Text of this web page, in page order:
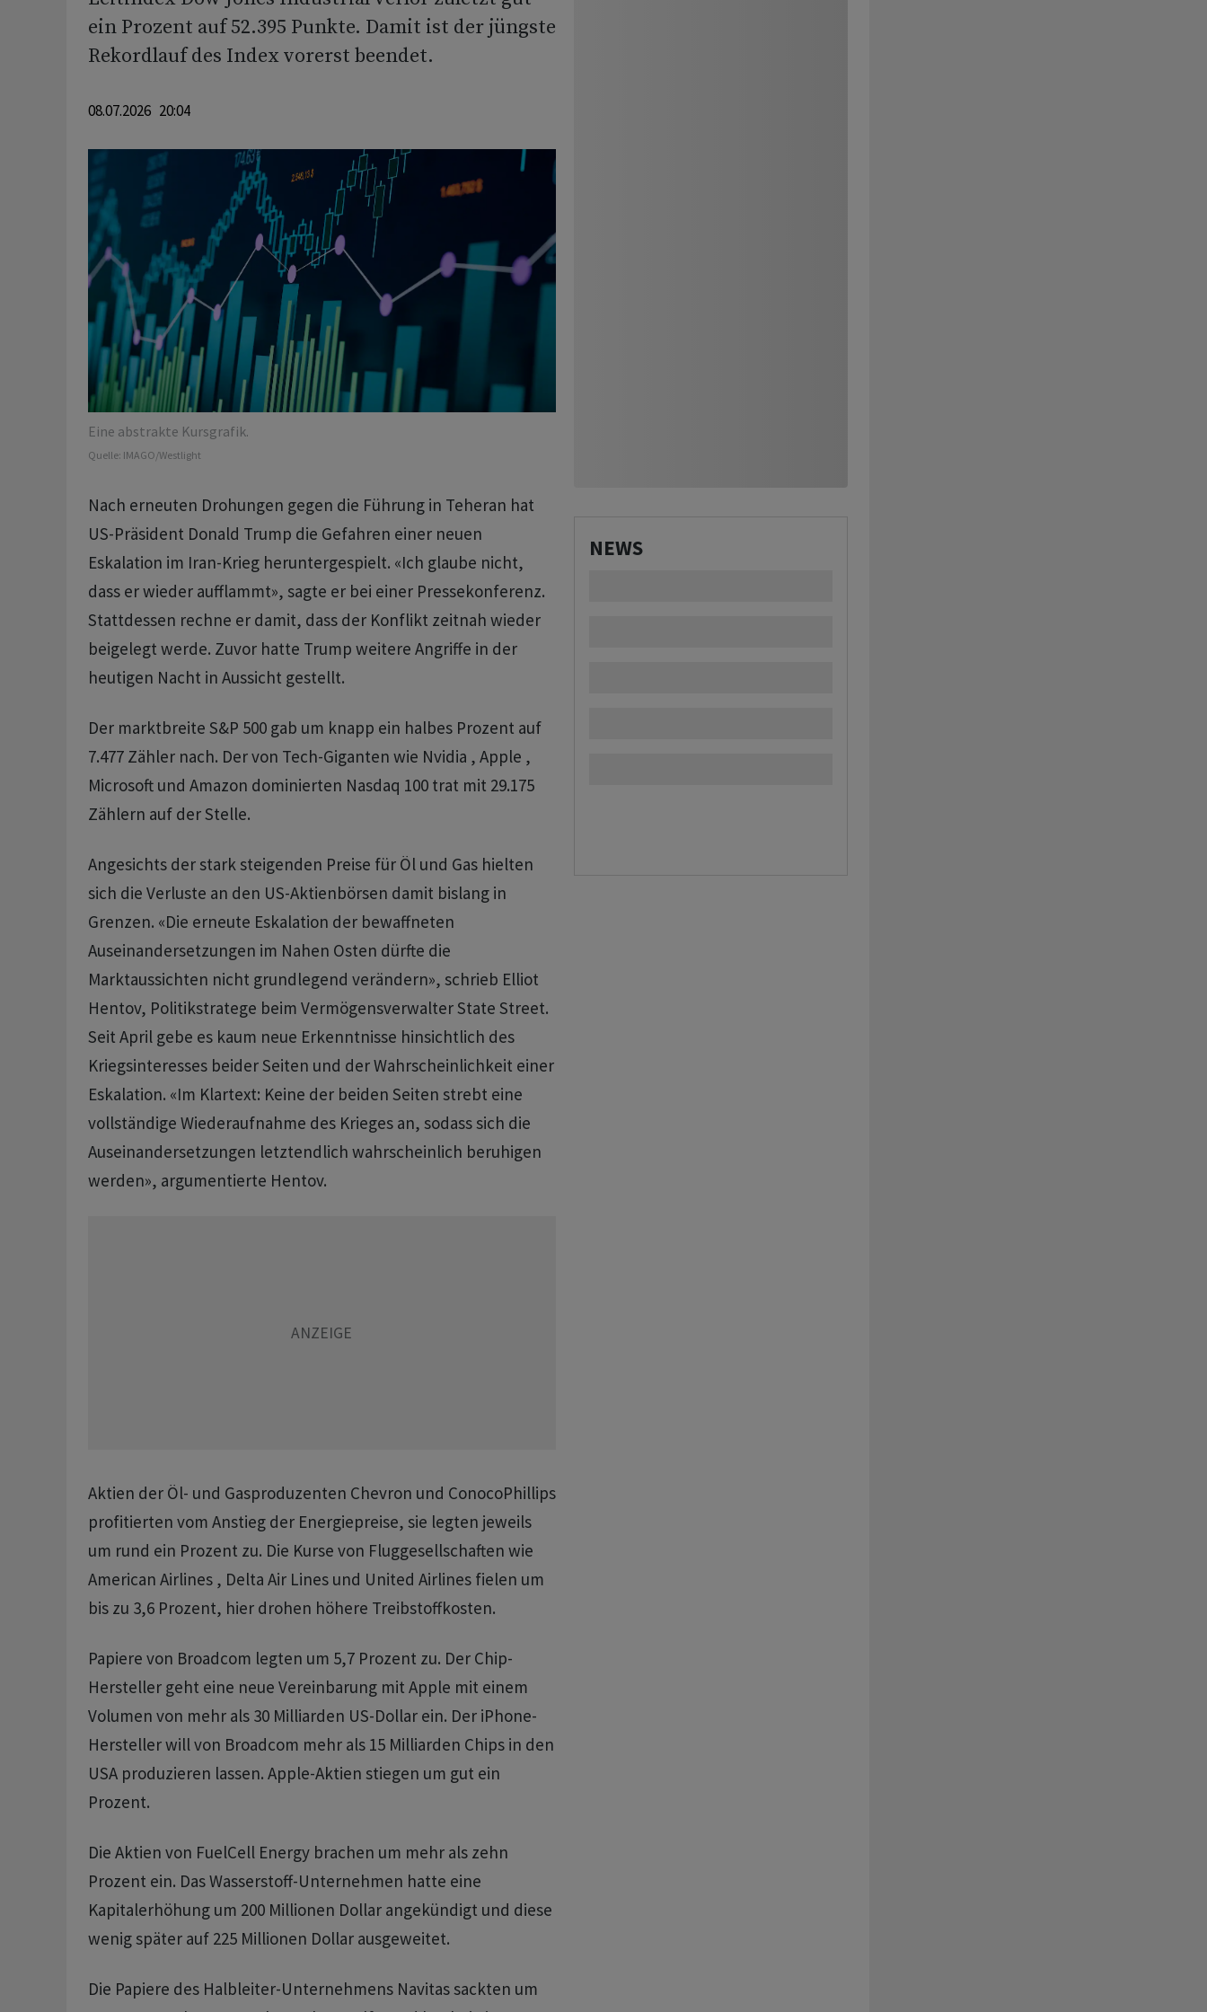
ein Prozent auf 52.395 Punkte. Damit ist der jüngste
Rekordlauf des Index vorerst beendet.
08.07.2026 20:04
Eine abstrakte Kursgrafik.
Quelle: IMAGO/Westlight
Nach erneuten Drohungen gegen die Führung in Teheran hat
US-Präsident Donald Trump die Gefahren einer neuen
Eskalation im Iran-Krieg heruntergespielt. «Ich glaube nicht,
dass er wieder aufflammt», sagte er bei einer Pressekonferenz.
Stattdessen rechne er damit, dass der Konflikt zeitnah wieder
beigelegt werde. Zuvor hatte Trump weitere Angriffe in der
heutigen Nacht in Aussicht gestellt.
Der marktbreite S&P 500 gab um knapp ein halbes Prozent auf
7.477 Zähler nach. Der von Tech-Giganten wie Nvidia , Apple ,
Microsoft und Amazon dominierten Nasdaq 100 trat mit 29.175
Zählern auf der Stelle.
Angesichts der stark steigenden Preise für Öl und Gas hielten
sich die Verluste an den US-Aktienbörsen damit bislang in
Grenzen. «Die erneute Eskalation der bewaffneten
Auseinandersetzungen im Nahen Osten dürfte die
Marktaussichten nicht grundlegend verändern», schrieb Elliot
Hentov, Politikstratege beim Vermögensverwalter State Street.
Seit April gebe es kaum neue Erkenntnisse hinsichtlich des
Kriegsinteresses beider Seiten und der Wahrscheinlichkeit einer
Eskalation. «Im Klartext: Keine der beiden Seiten strebt eine
vollständige Wiederaufnahme des Krieges an, sodass sich die
Auseinandersetzungen letztendlich wahrscheinlich beruhigen
werden», argumentierte Hentov.
Aktien der Öl- und Gasproduzenten Chevron und ConocoPhillips
profitierten vom Anstieg der Energiepreise, sie legten jeweils
um rund ein Prozent zu. Die Kurse von Fluggesellschaften wie
American Airlines , Delta Air Lines und United Airlines fielen um
bis zu 3,6 Prozent, hier drohen höhere Treibstoffkosten.
Papiere von Broadcom legten um 5,7 Prozent zu. Der Chip-
Hersteller geht eine neue Vereinbarung mit Apple mit einem
Volumen von mehr als 30 Milliarden US-Dollar ein. Der iPhone-
Hersteller will von Broadcom mehr als 15 Milliarden Chips in den
USA produzieren lassen. Apple-Aktien stiegen um gut ein
Prozent.
Die Aktien von FuelCell Energy brachen um mehr als zehn
Prozent ein. Das Wasserstoff-Unternehmen hatte eine
Kapitalerhöhung um 200 Millionen Dollar angekündigt und diese
wenig später auf 225 Millionen Dollar ausgeweitet.
Die Papiere des Halbleiter-Unternehmens Navitas sackten um
NEWS